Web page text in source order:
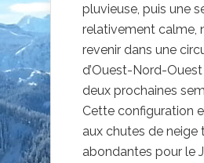
pluvieuse, puis une
relativement calme,
revenir dans une
d’Ouest-Nord-
deux prochaines
Cette configuration
aux chutes de neige
abondantes pour le